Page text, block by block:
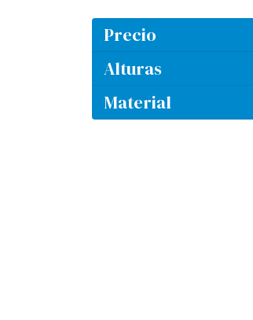
Precio
Alturas
Material